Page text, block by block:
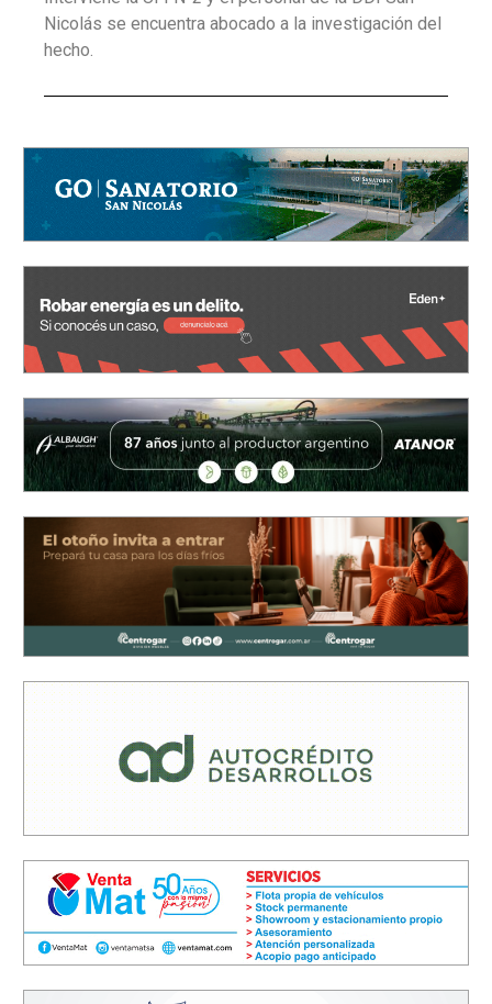
Nicolás se encuentra abocado a la investigación del
hecho.